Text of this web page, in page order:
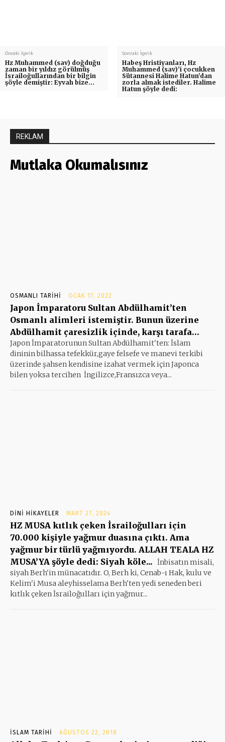
Önceki İçerik
Hz Muhammed (sav) doğduğu
zaman bir yıldız görülmüş
İsrailoğullarından bir bilgin
şöyle demiştir: Eyvah bize…
Sonraki İçerik
Habeş Hristiyanları, Hz
Muhammed (sav)’i çocukken
Sütannesi Halime Hatun’dan
zorla almak istediler. Halime
Hatun şöyle dedi:
REKLAM
Mutlaka Okumalısınız
OSMANLI TARIHI OCAK 17, 2022
Japon İmparatoru Sultan Abdülhamit’ten
Osmanlı alimleri istemiştir. Bunun üzerine
Abdülhamit çaresizlik içinde, karşı tarafa…
Japon İmparatorunun Sultan Abdülhamit'ten: İslam
dininin bilhassa tefekkür,gaye felsefe ve manevi terkibi
üzerinde şahsen kendisine izahat vermek için Japonca
bilen yoksa tercihen İngilizce,Fransızca veya...
DINI HIKAYELER MART 27, 2024
HZ MUSA kıtlık çeken İsrailoğulları için
70.000 kişiyle yağmur duasına çıktı. Ama
yağmur bir türlü yağmıyordu. ALLAH TEALA HZ
MUSA’YA şöyle dedi: Siyah köle... İnbisatın misali,
siyah Berh'in münacatıdır. O, Berh ki, Cenab-ı Hak, kulu ve
Kelim'i Musa aleyhisselama Berh'ten yedi seneden beri
kıtlık çeken İsrailoğulları için yağmur...
İSLAM TARIHI AĞUSTOS 22, 2018